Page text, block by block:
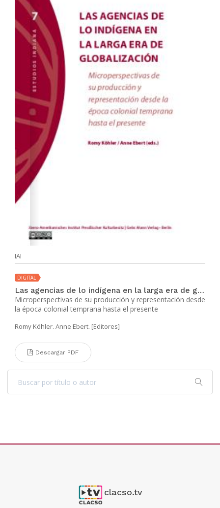
IAI
DIGITAL
Las agencias de lo indígena en la larga era de globalización
Microperspectivas de su producción y representación desde
la época colonial temprana hasta el presente
Romy Köhler. Anne Ebert. [Editores]
Descargar PDF
clacso.tv